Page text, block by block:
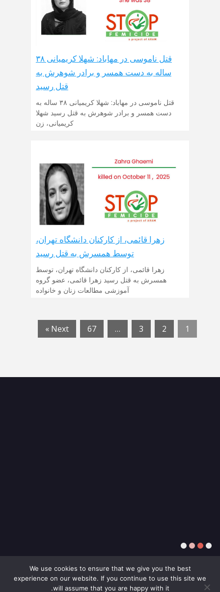
قتل ناموسی در مهاباد: شهلا کریمیانی ۳۸
ساله به دست همسر و برادر شوهرش به
قتل رسید
قتل ناموسی در مهاباد: شهلا کریمیانی ۳۸ ساله به
دست همسر و برادر شوهرش به قتل رسید شهلا
کریمیانی، زن
زهرا قائمی، از کارکنان دانشگاه تهران،
توسط همسرش به قتل رسید
زهرا قائمی، از کارکنان دانشگاه تهران، توسط
همسرش به قتل رسید زهرا قائمی، عضو گروه
آموزشی مطالعات زنان و خانواده
1
2
3
…
67
Next »
1
2
3
4
We use cookies to ensure that we give you the best
experience on our website. If you continue to use this site we
will assume that you are happy with it.